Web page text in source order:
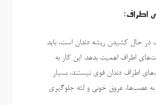
در حال کشیدن ریشه دندان است، باید
اطراف اهمیت بدهد. این کار به
اطراف دندان قوی نیستند، بسیار
به عصب‌ها، عروق خونی و لثه جلوگیری